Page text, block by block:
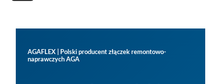
AGAFLEX | Polski producent złączek remontowo-
naprawczych AGA